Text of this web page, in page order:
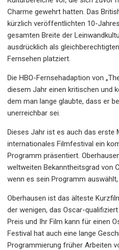
Charme gewehrt hatten. Das
kürzlich veröffentlichten 10-
gesamten Breite der
ausdrücklich als
Fernsehen platziert.
Die HBO-Fernsehadaption von
diesem Jahr einen kritischen und
dem man lange glaubte, dass er
unerreichbar sei.
Dieses Jahr ist es auch das erste
internationales Filmfestival ein
Programm präsentiert.
weltweiten Bekanntheitsgrad von
wenn es sein Programm
Oberhausen ist das älteste
der wenigen, das Oscar-
Preis und Ihr Film kann für einen
Festival hat auch eine lange
Programmierung früher Arbeiten